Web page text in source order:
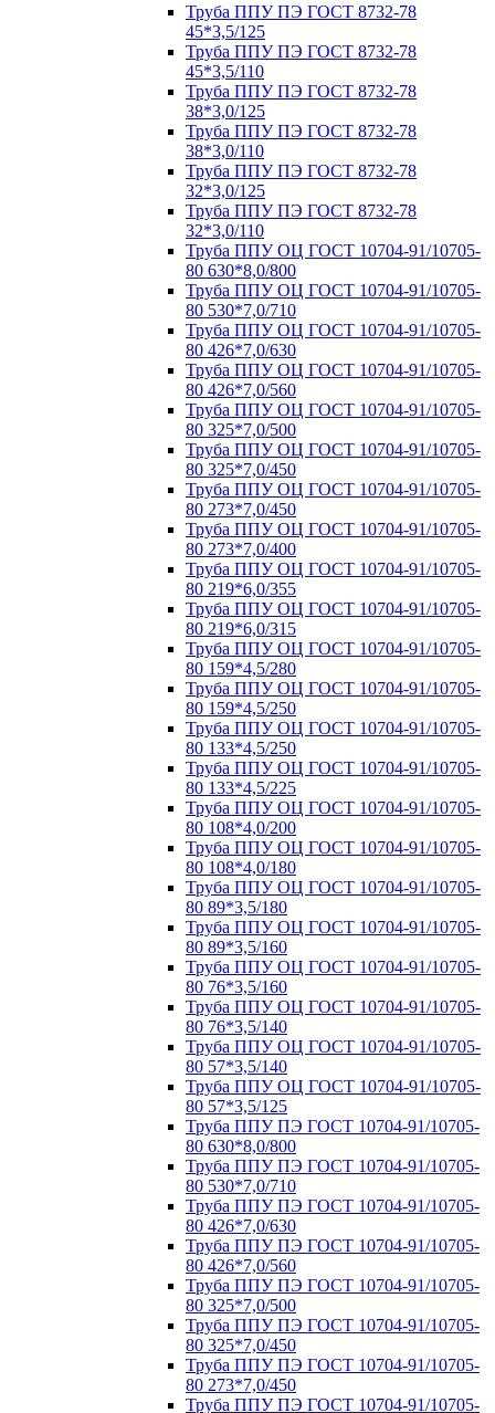
Труба ППУ ПЭ ГОСТ 8732-78
45*3,5/125
Труба ППУ ПЭ ГОСТ 8732-78
45*3,5/110
Труба ППУ ПЭ ГОСТ 8732-78
38*3,0/125
Труба ППУ ПЭ ГОСТ 8732-78
38*3,0/110
Труба ППУ ПЭ ГОСТ 8732-78
32*3,0/125
Труба ППУ ПЭ ГОСТ 8732-78
32*3,0/110
Труба ППУ ОЦ ГОСТ 10704-91/10705-
80 630*8,0/800
Труба ППУ ОЦ ГОСТ 10704-91/10705-
80 530*7,0/710
Труба ППУ ОЦ ГОСТ 10704-91/10705-
80 426*7,0/630
Труба ППУ ОЦ ГОСТ 10704-91/10705-
80 426*7,0/560
Труба ППУ ОЦ ГОСТ 10704-91/10705-
80 325*7,0/500
Труба ППУ ОЦ ГОСТ 10704-91/10705-
80 325*7,0/450
Труба ППУ ОЦ ГОСТ 10704-91/10705-
80 273*7,0/450
Труба ППУ ОЦ ГОСТ 10704-91/10705-
80 273*7,0/400
Труба ППУ ОЦ ГОСТ 10704-91/10705-
80 219*6,0/355
Труба ППУ ОЦ ГОСТ 10704-91/10705-
80 219*6,0/315
Труба ППУ ОЦ ГОСТ 10704-91/10705-
80 159*4,5/280
Труба ППУ ОЦ ГОСТ 10704-91/10705-
80 159*4,5/250
Труба ППУ ОЦ ГОСТ 10704-91/10705-
80 133*4,5/250
Труба ППУ ОЦ ГОСТ 10704-91/10705-
80 133*4,5/225
Труба ППУ ОЦ ГОСТ 10704-91/10705-
80 108*4,0/200
Труба ППУ ОЦ ГОСТ 10704-91/10705-
80 108*4,0/180
Труба ППУ ОЦ ГОСТ 10704-91/10705-
80 89*3,5/180
Труба ППУ ОЦ ГОСТ 10704-91/10705-
80 89*3,5/160
Труба ППУ ОЦ ГОСТ 10704-91/10705-
80 76*3,5/160
Труба ППУ ОЦ ГОСТ 10704-91/10705-
80 76*3,5/140
Труба ППУ ОЦ ГОСТ 10704-91/10705-
80 57*3,5/140
Труба ППУ ОЦ ГОСТ 10704-91/10705-
80 57*3,5/125
Труба ППУ ПЭ ГОСТ 10704-91/10705-
80 630*8,0/800
Труба ППУ ПЭ ГОСТ 10704-91/10705-
80 530*7,0/710
Труба ППУ ПЭ ГОСТ 10704-91/10705-
80 426*7,0/630
Труба ППУ ПЭ ГОСТ 10704-91/10705-
80 426*7,0/560
Труба ППУ ПЭ ГОСТ 10704-91/10705-
80 325*7,0/500
Труба ППУ ПЭ ГОСТ 10704-91/10705-
80 325*7,0/450
Труба ППУ ПЭ ГОСТ 10704-91/10705-
80 273*7,0/450
Труба ППУ ПЭ ГОСТ 10704-91/10705-